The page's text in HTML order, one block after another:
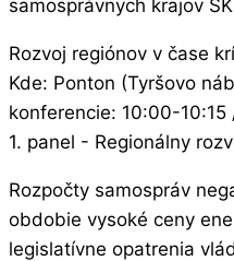
samosprávnych krajov
Rozvoj regiónov v čase
Kde: Ponton (Tyršovo
konferencie: 10:00-
1. panel - Regionálny
Rozpočty samospráv
obdobie vysoké ceny
legislatívne opatrenia